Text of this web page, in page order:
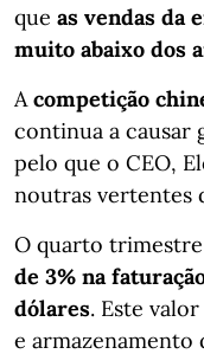
que as vendas da
muito abaixo dos
A competição
continua a causar
pelo que o CEO,
noutras vertentes
O quarto
de 3% na
dólares. Este
e armazenamento